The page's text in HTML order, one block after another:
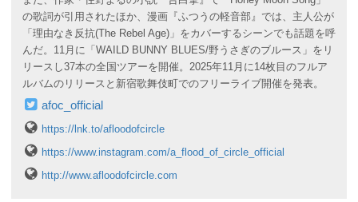
の歌詞が引用されたほか、漫画『ふつうの軽音部』では、主人公が
「理由なき反抗(The Rebel Age)」をカバーするシーンでも話題を呼
んだ。11月に「WAILD BUNNY BLUES/野うさぎのブルース」をリ
リースし37本の全国ツアーを開催。2025年11月に14枚目のフルア
ルバムのリリースと新宿歌舞伎町でのフリーライブ開催を発表。
afoc_official
https://lnk.to/afloodofcircle
https://www.instagram.com/a_flood_of_circle_official
http://www.afloodofcircle.com